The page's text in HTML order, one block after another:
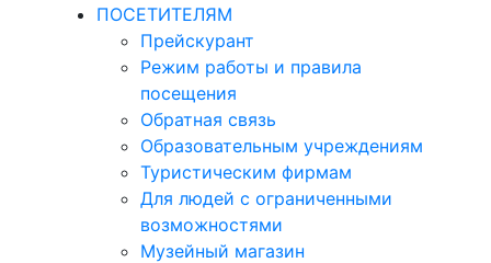
ПОСЕТИТЕЛЯМ
Прейскурант
Режим работы и правила
посещения
Обратная связь
Образовательным учреждениям
Туристическим фирмам
Для людей с ограниченными
возможностями
Музейный магазин